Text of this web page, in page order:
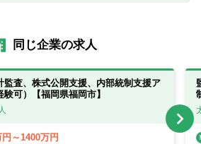
同じ企業の求人
監査、株式公開支援、内部統制支援ア
験可）【福岡県福岡市】
～1400万円